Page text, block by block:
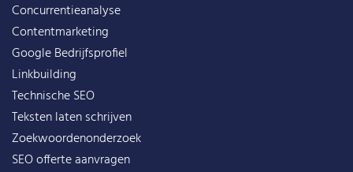
Concurrentieanalyse
Contentmarketing
Google Bedrijfsprofiel
Linkbuilding
Technische SEO
Teksten laten schrijven
Zoekwoordenonderzoek
SEO offerte aanvragen